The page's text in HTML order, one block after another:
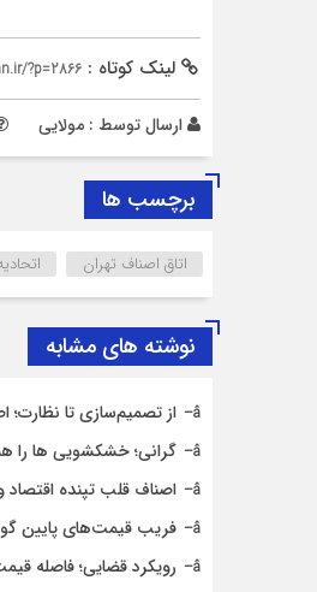
لینک کوتاه : ?p=2866
ارسال توسط : مولایی
برچسب ها
اتاق اصناف تهران
نوشته های مشابه
از تصمیم‌سازی تا نظارت؛
گرانی؛ خشکشویی‌ ها را هم زمین‌گیر کرد/
اصناف قلب تپنده
فریب قیمت‌های پایین
رویکرد قضایی؛ فاصله